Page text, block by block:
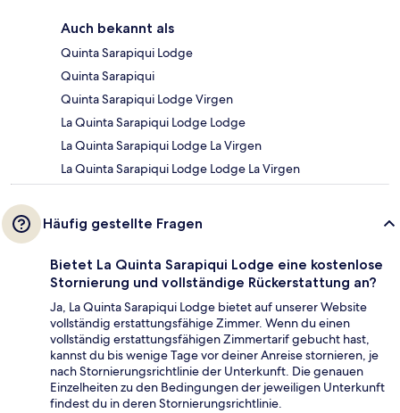
Auch bekannt als
Quinta Sarapiqui Lodge
Quinta Sarapiqui
Quinta Sarapiqui Lodge Virgen
La Quinta Sarapiqui Lodge Lodge
La Quinta Sarapiqui Lodge La Virgen
La Quinta Sarapiqui Lodge Lodge La Virgen
Häufig gestellte Fragen
Bietet La Quinta Sarapiqui Lodge eine kostenlose
Stornierung und vollständige Rückerstattung an?
Ja, La Quinta Sarapiqui Lodge bietet auf unserer Website
vollständig erstattungsfähige Zimmer. Wenn du einen
vollständig erstattungsfähigen Zimmertarif gebucht hast,
kannst du bis wenige Tage vor deiner Anreise stornieren, je
nach Stornierungsrichtlinie der Unterkunft. Die genauen
Einzelheiten zu den Bedingungen der jeweiligen Unterkunft
findest du in deren Stornierungsrichtlinie.